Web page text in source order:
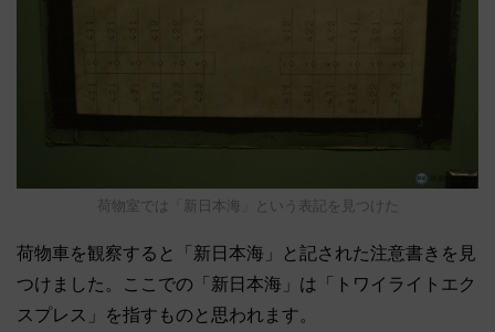
荷物室では「新日本海」という表記を見つけた
荷物車を観察すると「新日本海」と記された注意書きを見
つけました。ここでの「新日本海」は「トワイライトエク
スプレス」を指すものと思われます。